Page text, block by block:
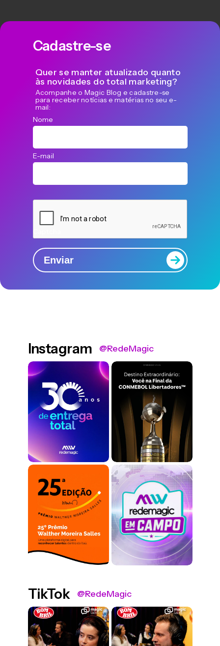
Cadastre-se
Quer se manter atualizado quanto
às novidades do total marketing?
Acompanhe o Magic Blog e cadastre-se
para receber notícias e matérias no seu e-
mail:
Nome
E-mail
Enviar
Instagram @RedeMagic
TikTok @RedeMagic